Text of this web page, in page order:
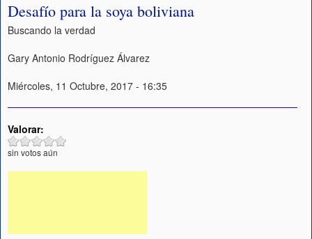
Desafío para la soya boliviana
Buscando la verdad
Gary Antonio Rodríguez Álvarez
Miércoles, 11 Octubre, 2017 - 16:35
Valorar:
sin votos aún